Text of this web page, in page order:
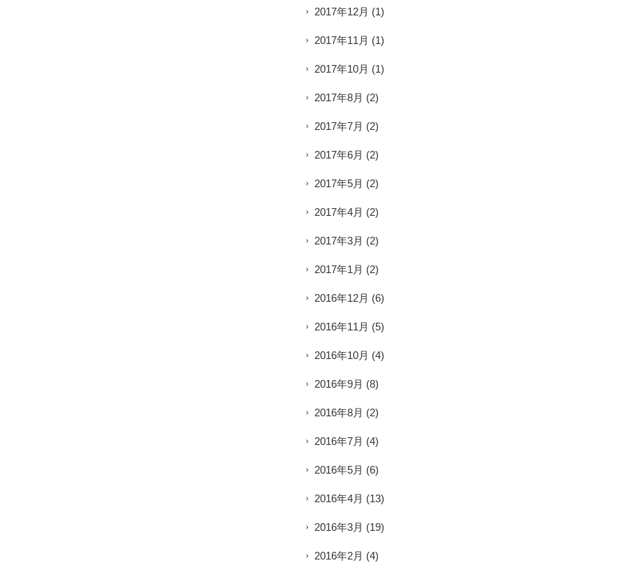
2017年12月 (1)
2017年11月 (1)
2017年10月 (1)
2017年8月 (2)
2017年7月 (2)
2017年6月 (2)
2017年5月 (2)
2017年4月 (2)
2017年3月 (2)
2017年1月 (2)
2016年12月 (6)
2016年11月 (5)
2016年10月 (4)
2016年9月 (8)
2016年8月 (2)
2016年7月 (4)
2016年5月 (6)
2016年4月 (13)
2016年3月 (19)
2016年2月 (4)